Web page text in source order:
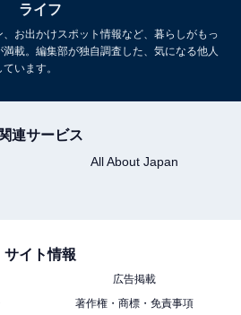
1月の運勢】「おひつじ座～うお座」
の12星座占い
ライフ
お出かけスポット情報など、暮らしがもっ
載。編集部が独自調査した、気になる他人
います。
関連サービス
All About Japan
サイト情報
広告掲載
著作権・商標・免責事項